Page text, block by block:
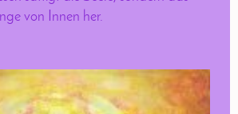
von Innen her.